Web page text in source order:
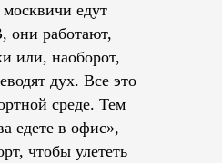
едут
они работают,
или, наоборот,
дух. Все это
среде. Тем
едете в офис»,
чтобы улететь